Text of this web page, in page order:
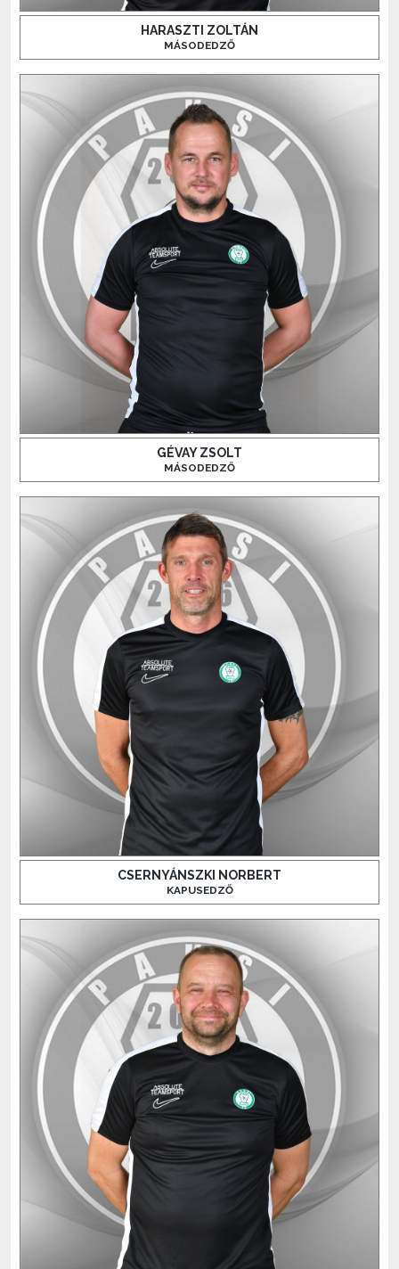
HARASZTI ZOLTÁN
MÁSODEDZŐ
GÉVAY ZSOLT
MÁSODEDZŐ
CSERNYÁNSZKI NORBERT
KAPUSEDZŐ